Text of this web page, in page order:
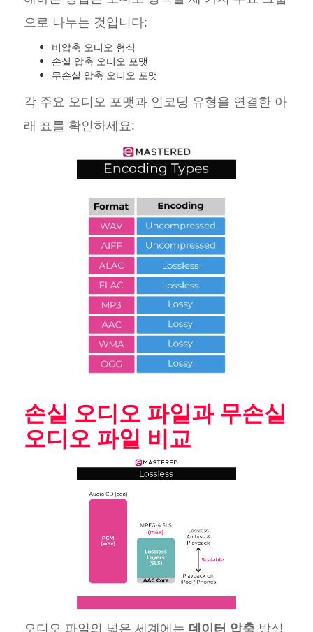
으로 나누는 것입니다:
비압축 오디오 형식
손실 압축 오디오 포맷
무손실 압축 오디오 포맷
각 주요 오디오 포맷과 인코딩 유형을 연결한 아
래 표를 확인하세요:
손실 오디오 파일과 무손실
오디오 파일 비교
오디오 파일의 넓은 세계에는 데이터 압축방식